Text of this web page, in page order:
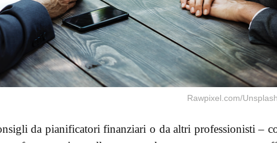
Rawpixel.com/
da pianificatori finanziari o da altri professionisti –